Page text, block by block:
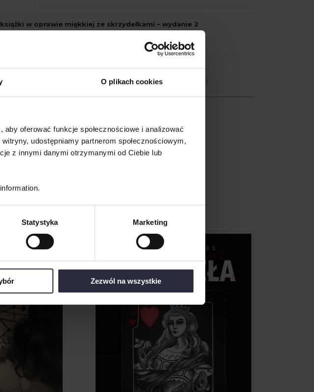
O plikach cookies
oferować funkcje społecznościowe i analizować
udostępniamy partnerom społecznościowym,
z innymi danymi otrzymanymi od Ciebie lub
Statystyka Marketing
Zezwól na wszystkie
w oprawie miękkiej ze skrzydełkami – wydanie 2
w ciągu 48 godzin od chwili zamówienia (w dni robocze).
Uczynkiem i zaniedbaniem
Karty zła
Dobry cZŁOwiek